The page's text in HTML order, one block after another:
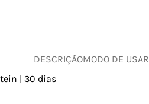
DESCRIÇÃOMODO DE USAR
| 30 dias